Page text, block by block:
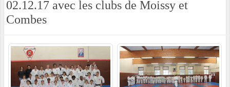
02.12.17 avec les clubs de Moissy et
Combes